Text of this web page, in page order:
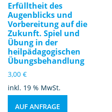
Erfülltheit des
Augenblicks und
Vorbereitung auf die
Zukunft. Spiel und
Übung in der
heilpädagogischen
Übungsbehandlung
3,00 €
inkl. 19 % MwSt.
AUF ANFRAGE